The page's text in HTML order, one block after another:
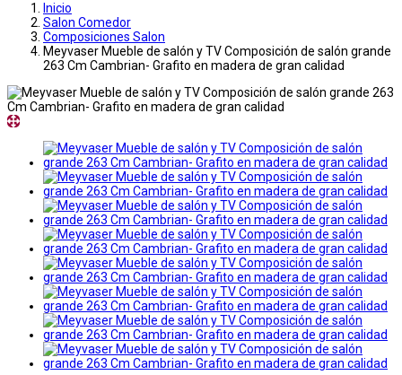
Inicio
Salon Comedor
Composiciones Salon
Meyvaser Mueble de salón y TV Composición de salón grande
263 Cm Cambrian- Grafito en madera de gran calidad